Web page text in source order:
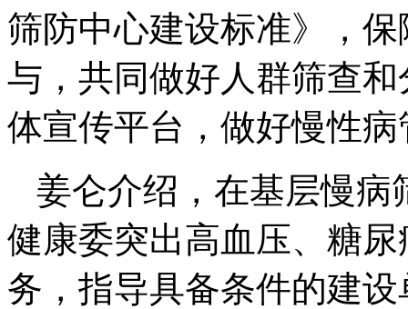
筛防中心建设标准》，
与，共同做好人群筛查
体宣传平台，做好慢性
姜仑介绍，在基层慢病
健康委突出高血压、糖
务，指导具备条件的建